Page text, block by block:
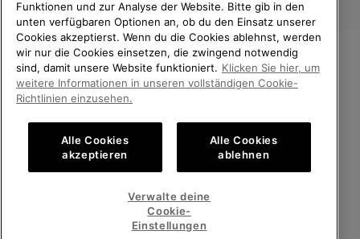
Österreich
©2026SOREL. Alle Rechte vorbehalten.
Datenschutz Nutzungsbedingungen
Allgemeine Verkaufsbedingungen Garantiebestimmungen
Impressum
Kundenservice: Mo- Fr. 9:00 - 13:00 & 14:00- 18:00 Uhr
WILLKOMMEN BEI SOREL.
BITTE WÄHLEN SIE IHR
LIEFERLAND.
Online-Einkauf verfügbar
Funktionen und zur Analyse der Website. Bitte gib in den
unten verfügbaren Optionen an, ob du den Einsatz unserer
Cookies akzeptierst. Wenn du die Cookies ablehnst, werden
wir nur die Cookies einsetzen, die zwingend notwendig
sind, damit unsere Website funktioniert. Klicken Sie hier, um
weitere Informationen in unseren vollständigen Cookie-
Richtlinien einzusehen.
Alle Cookies
akzeptieren
Alle Cookies
ablehnen
Verwalte deine
Cookie-
Einstellungen